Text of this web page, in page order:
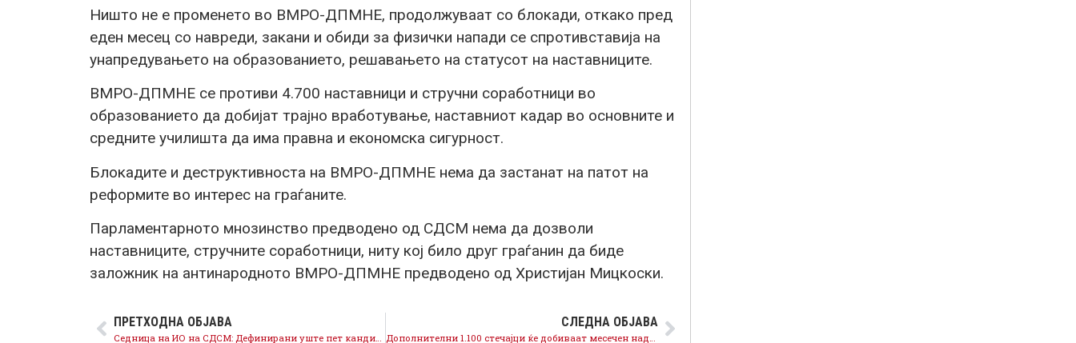
Ништо не е променето во ВМРО-ДПМНЕ, продолжуваат со блокади, откако пред
еден месец со навреди, закани и обиди за физички напади се спротивставија на
унапредувањето на образованието, решавањето на статусот на наставниците.
ВМРО-ДПМНЕ се противи 4.700 наставници и стручни соработници во
образованието да добијат трајно вработување, наставниот кадар во основните и
средните училишта да има правна и економска сигурност.
Блокадите и деструктивноста на ВМРО-ДПМНЕ нема да застанат на патот на
реформите во интерес на граѓаните.
Парламентарното мнозинство предводено од СДСМ нема да дозволи
наставниците, стручните соработници, ниту кој било друг граѓанин да биде
заложник на антинародното ВМРО-ДПМНЕ предводено од Христијан Мицкоски.
ПРЕТХОДНА ОБЈАВА СЛЕДНА ОБЈАВА